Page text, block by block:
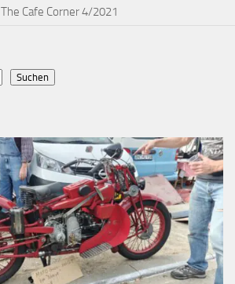
The Cafe Corner 4/2021
Suchen